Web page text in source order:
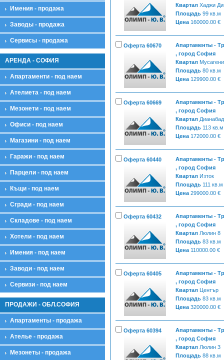
Имения - продажа
Заводы - продажа
Сервисы - продажа
АРЕНДА - СОФИЯ
Апартаменти - под наем
Ателиета - под наем
Мезонети - под наем
Офиси - под наем
Магазини - под наем
Гаражи - под наем
Парцели - под наем
Къщи - под наем
Сгради - под наем
Складове - под наем
Хотели - под наем
Имения - под наем
Заводи - под наем
Сервизи - под наем
ПРОДАЖИ - ОБЛ.СОФИЯ
Апартаменты - продажа
Ателье - продажа
Мезонеты - продажа
Квартал Хаджи
Площадь 99 кв.м
Цена 160000.00 €
Оферта 60670
Апартаменты -
, город София
Квартал
Площадь 80 кв.м
Цена 129900.00 €
Оферта 60669
Апартаменты -
, город София
Квартал Дианабад
Площадь 113 кв.м
Цена 172000.00 €
Оферта 60440
Апартаменты -
, город София
Квартал Изток
Площадь 111 кв.м
Цена 299000.00 €
Оферта 60432
Апартаменты -
, город София
Квартал Люлин 8
Площадь 83 кв.м
Цена 110000.00 €
Оферта 60405
Апартаменты -
, город София
Квартал Център
Площадь 83 кв.м
Цена 320000.00 €
Оферта 60394
Апартаменты -
, город София
Квартал Люлин 3
Площадь 88 кв.м